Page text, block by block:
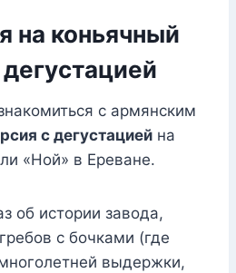
на коньячный
с армянским
с дегустацией на
«Ной» в Ереване.
об истории завода,
с бочками (где
выдержки,